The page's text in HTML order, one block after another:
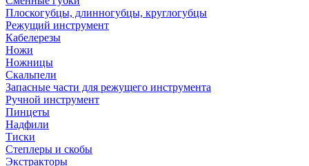
Плоскогубцы, длинногубцы, круглогубцы
Режущий инструмент
Кабелерезы
Ножи
Ножницы
Скальпели
Запасные части для режущего инструмента
Ручной инструмент
Пинцеты
Надфили
Тиски
Степлеры и скобы
Экстракторы